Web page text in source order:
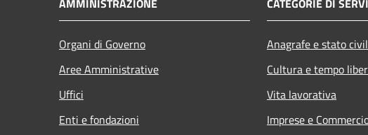
Organi di Governo
Aree Amministrative
Uffici
Enti e fondazioni
Anagrafe e stato
Cultura e tempo
Vita lavorativa
Imprese e